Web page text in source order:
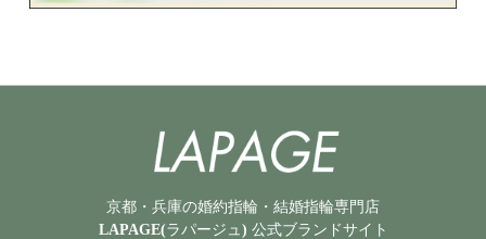
京都・兵庫の婚約指輪・結婚指輪専門店
LAPAGE(ラパージュ) 公式ブランドサイト